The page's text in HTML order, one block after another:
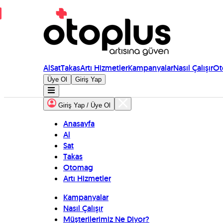
AlSatTakasArtı HizmetlerKampanyalarNasıl Çalışır
Üye Ol Giriş Yap
Giriş Yap / Üye Ol
Anasayfa
Al
Sat
Takas
Otomag
Artı Hizmetler
Kampanyalar
Nasıl Çalışır
Müşterilerimiz Ne Diyor?